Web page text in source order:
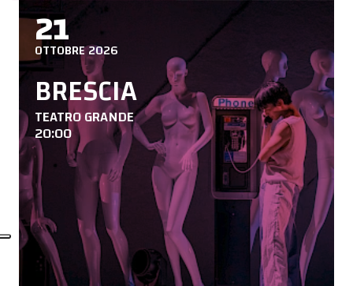
21
OTTOBRE 2026
BRESCIA
TEATRO GRANDE
20:00